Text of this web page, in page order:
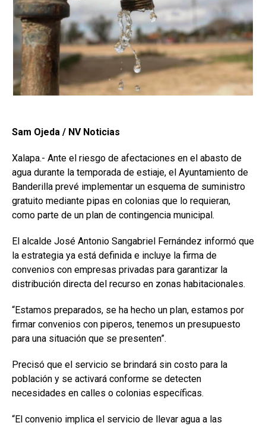
Sam Ojeda / NV Noticias
Xalapa.- Ante el riesgo de afectaciones en el abasto de
agua durante la temporada de estiaje, el Ayuntamiento de
Banderilla prevé implementar un esquema de suministro
gratuito mediante pipas en colonias que lo requieran,
como parte de un plan de contingencia municipal.
El alcalde José Antonio Sangabriel Fernández informó que
la estrategia ya está definida e incluye la firma de
convenios con empresas privadas para garantizar la
distribución directa del recurso en zonas habitacionales.
“Estamos preparados, se ha hecho un plan, estamos por
firmar convenios con piperos, tenemos un presupuesto
para una situación que se presenten”.
Precisó que el servicio se brindará sin costo para la
población y se activará conforme se detecten
necesidades en calles o colonias específicas.
“El convenio implica el servicio de llevar agua a las